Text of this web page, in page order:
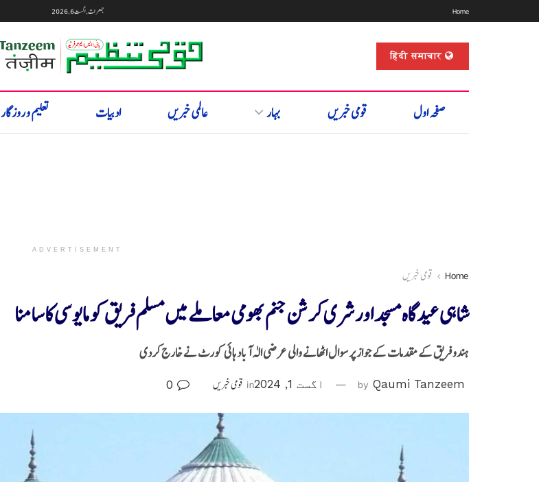
Home جمعرات, اگست 6, 2026
हिंदी समाचार
صفحہ اول قومی خبریں بہار عالمی خبریں ادبیات تعلیم و روزگار
ADVERTISEMENT
Home قومی خبریں
شاہی عیدگاہ مسجد اور شری کرشن جنم بھومی معاملے میں مسلم فریق کو مایوسی کا سامنا
ہندو فریق کے مقدمات کے جواز پر سوال اٹھانے والی عرضی الٰہ آباد ہائی کورٹ نے خارج کردی
by Qaumi Tanzeem اگست 1, 2024 in قومی خبریں